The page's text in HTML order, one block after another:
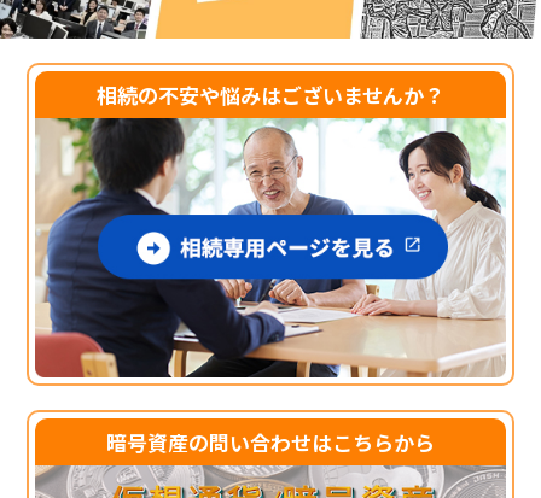
相続の不安や悩みはございませんか？
暗号資産の問い合わせはこちらから